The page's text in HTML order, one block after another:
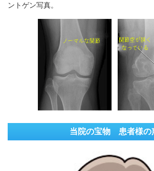
ントゲン写真。
当院の宝物 患者様の